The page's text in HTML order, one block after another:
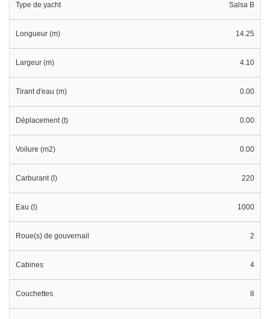
Type de yacht Salsa B
Longueur (m) 14.25
Largeur (m) 4.10
Tirant d'eau (m) 0.00
Déplacement (t) 0.00
Voilure (m2) 0.00
Carburant (l) 220
Eau (l) 1000
Roue(s) de gouvernail 2
Cabines 4
Couchettes 8